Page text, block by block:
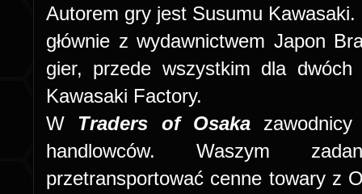
Autorem gry jest Susumu Kawasaki.
głównie z wydawnictwem Japon
gier, przede wszystkim dla dwóch
Kawasaki Factory.
W Traders of Osaka
handlowców. Waszym
przetransportować cenne towary z